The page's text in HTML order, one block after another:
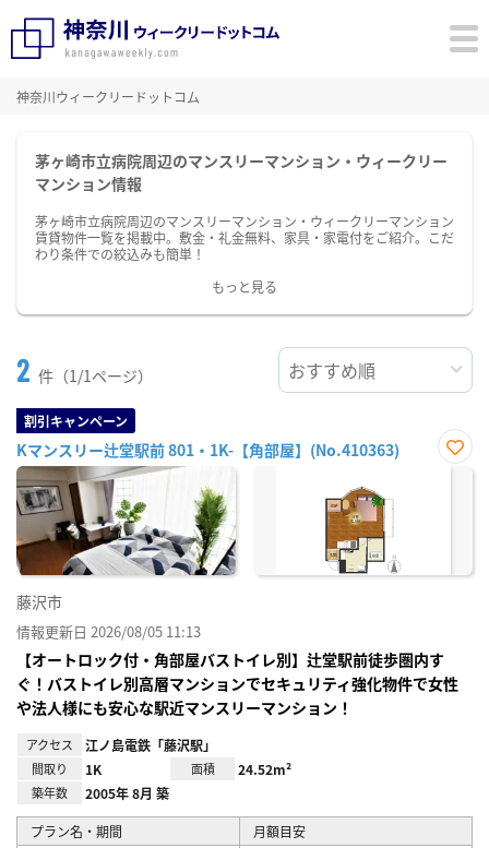
神奈川ウィークリードットコム
茅ヶ崎市立病院周辺のマンスリーマンション・ウィークリー
マンション情報
茅ヶ崎市立病院周辺のマンスリーマンション・ウィークリーマンション
賃貸物件一覧を掲載中。敷金・礼金無料、家具・家電付をご紹介。こだ
わり条件での絞込みも簡単！
もっと見る
2 件（1/1ページ）
割引キャンペーン
Kマンスリー辻堂駅前 801・1K-【角部屋】(No.410363)
お気
藤沢市
情報更新日 2026/08/05 11:13
【オートロック付・角部屋バストイレ別】辻堂駅前徒歩圏内す
ぐ！バストイレ別高層マンションでセキュリティ強化物件で女性
や法人様にも安心な駅近マンスリーマンション！
アクセス 江ノ島電鉄「藤沢駅」
間取り 1K 面積 24.52m²
築年数 2005年 8月 築
プラン名・期間 月額目安